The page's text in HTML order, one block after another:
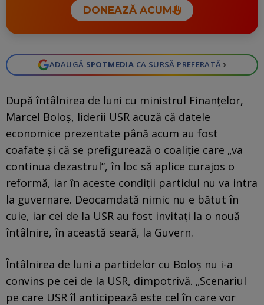
DONEAZĂ ACUM
ADAUGĂ SPOTMEDIA CA SURSĂ PREFERATĂ ›
După întâlnirea de luni cu ministrul Finanțelor,
Marcel Boloș, liderii USR acuză că datele
economice prezentate până acum au fost
coafate și că se prefigurează o coaliție care „va
continua dezastrul”, în loc să aplice curajos o
reformă, iar în aceste condiții partidul nu va intra
la guvernare. Deocamdată nimic nu e bătut în
cuie, iar cei de la USR au fost invitaţi la o nouă
întâlnire, în această seară, la Guvern.
Întâlnirea de luni a partidelor cu Boloş nu i-a
convins pe cei de la USR, dimpotrivă. „Scenariul
pe care USR îl anticipează este cel în care vor